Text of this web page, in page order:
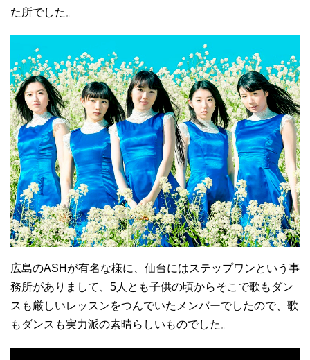
た所でした。
広島のASHが有名な様に、仙台にはステップワンという事
務所がありまして、5人とも子供の頃からそこで歌もダン
スも厳しいレッスンをつんでいたメンバーでしたので、歌
もダンスも実力派の素晴らしいものでした。